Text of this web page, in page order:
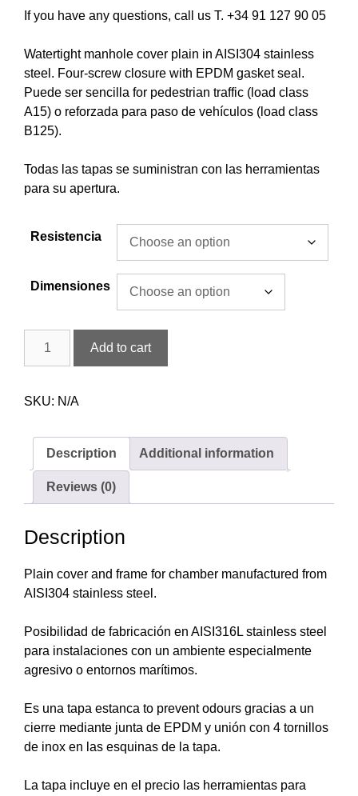
If you have any questions, call us T. +34 91 127 90 05
Watertight manhole cover plain in AISI304 stainless
steel. Four-screw closure with EPDM gasket seal.
Puede ser sencilla for pedestrian traffic (load class
A15) o reforzada para paso de vehículos (load class
B125).
Todas las tapas se suministran con las herramientas
para su apertura.
Resistencia
Dimensiones
Add to cart
SKU: N/A
Description Additional information
Reviews (0)
Description
Plain cover and frame for chamber manufactured from
AISI304 stainless steel.
Posibilidad de fabricación en AISI316L stainless steel
para instalaciones con un ambiente especialmente
agresivo o entornos marítimos.
Es una tapa estanca to prevent odours gracias a un
cierre mediante junta de EPDM y unión con 4 tornillos
de inox en las esquinas de la tapa.
La tapa incluye en el precio las herramientas para